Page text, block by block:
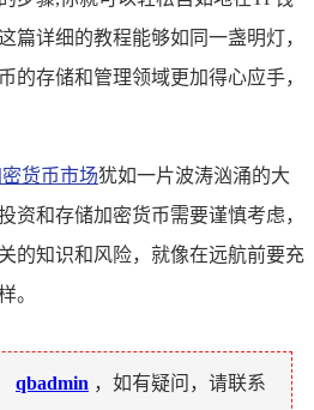
篇详细的教程能够如同一盏明灯，
的存储和管理领域更加得心应手，
货币市场犹如一片波涛汹涌的大
资和存储加密货币需要谨慎考虑，
的知识和风险，就像在远航前要充
。
qbadmin ，如有疑问，请联系